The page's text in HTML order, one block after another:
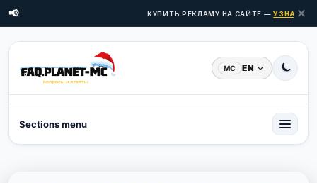
📢 КУПИТЬ РЕКЛАМУ НА САЙТЕ —УЗНАТЬ
✕
MC EN
Sections menu